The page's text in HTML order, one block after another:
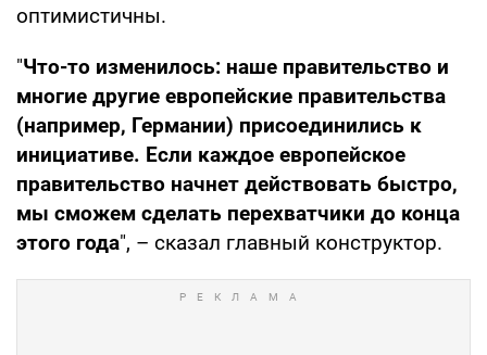
оптимистичны.
"Что-то изменилось: наше правительство и
многие другие европейские правительства
(например, Германии) присоединились к
инициативе. Если каждое европейское
правительство начнет действовать быстро,
мы сможем сделать перехватчики до конца
этого года", – сказал главный конструктор.